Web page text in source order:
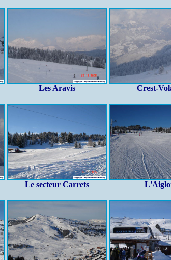
Les Aravis Crest-
Le secteur Carrets